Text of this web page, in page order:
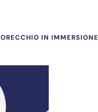
ORECCHIO IN IMMERSIONE